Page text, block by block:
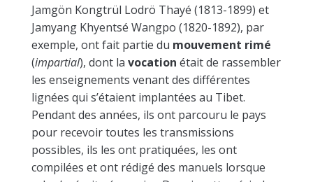
Jamgön Kongtrül Lodrö Thayé (1813-1899) et
Jamyang Khyentsé Wangpo (1820-1892), par
exemple, ont fait partie du mouvement rimé
(impartial), dont la vocation était de rassembler
les enseignements venant des différentes
lignées qui s’étaient implantées au Tibet.
Pendant des années, ils ont parcouru le pays
pour recevoir toutes les transmissions
possibles, ils les ont pratiquées, les ont
compilées et ont rédigé des manuels lorsque